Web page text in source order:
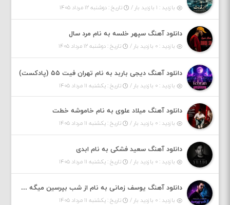
بازدید : ۱ بازدید بار / تاریخ : دوشنبه ۱۲ مرداد ۱۴۰۵
دانلود آهنگ سپهر خلسه به نام مرد سال
بازدید : ۰ بازدید بار / تاریخ : دوشنبه ۱۲ مرداد ۱۴۰۵
دانلود آهنگ دیجی باربد به نام تهران فیت ۵۵ (پادکست)
بازدید : ۰ بازدید بار / تاریخ : یکشنبه ۱۱ مرداد ۱۴۰۵
دانلود آهنگ میلاد علوی به نام خاموشه خطت
بازدید : ۰ بازدید بار / تاریخ : یکشنبه ۱۱ مرداد ۱۴۰۵
دانلود آهنگ سعید فشکی به نام ابدی
بازدید : ۰ بازدید بار / تاریخ : یکشنبه ۱۱ مرداد ۱۴۰۵
دانلود آهنگ یوسف زمانی به نام از شب بپرسین میگه چه روزگاری دارم
بازدید : ۰ بازدید بار / تاریخ : یکشنبه ۱۱ مرداد ۱۴۰۵